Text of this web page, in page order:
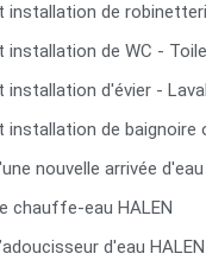
installation de
installation de WC -
installation d'évier -
installation de baignoire
nouvelle arrivée d'eau
chauffe-eau HALEN
d'eau HALEN